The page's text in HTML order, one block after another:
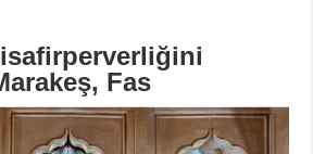
Fas